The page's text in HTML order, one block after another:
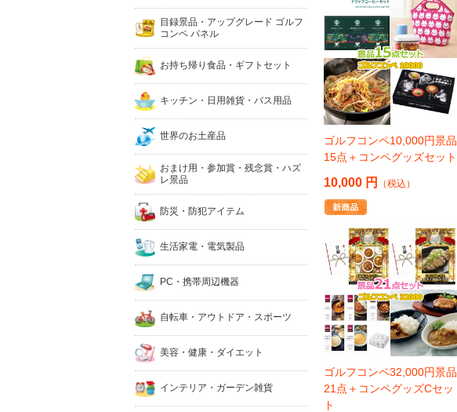
目録景品・アップグレード ゴルフ
コンペ パネル
お持ち帰り食品・ギフトセット
キッチン・日用雑貨・バス用品
世界のお土産品
おまけ用・参加賞・残念賞・ハズ
レ景品
防災・防犯アイテム
生活家電・電気製品
PC・携帯周辺機器
自転車・アウトドア・スポーツ
美容・健康・ダイエット
インテリア・ガーデン雑貨
ゴルフコンペ10,000円景品
15点＋コンペグッズセット
10,000 円 （税込）
ゴルフコンペ32,000円景品
21点＋コンペグッズCセッ
ト